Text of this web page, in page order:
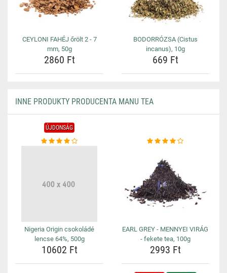
CEYLONI FAHÉJ őrölt 2 - 7
mm, 50g
2860 Ft
BODORRÓZSA (Cistus
incanus), 10g
669 Ft
INNE PRODUKTY PRODUCENTA MANU TEA
ÚJDONSÁG
Nigeria Origin csokoládé
lencse 64%, 500g
10602 Ft
EARL GREY - MENNYEI VIRÁG
- fekete tea, 100g
2993 Ft